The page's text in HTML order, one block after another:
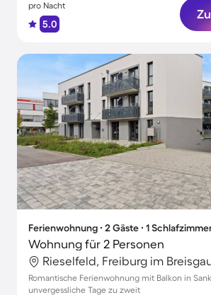
pro Nacht
5.0
Ferienwohnung ∙ 2 Gäste ∙ 1
Wohnung für 2 Personen
Rieselfeld, Freiburg im
Romantische Ferienwohnung mit Balkon in
unvergessliche Tage zu zweit